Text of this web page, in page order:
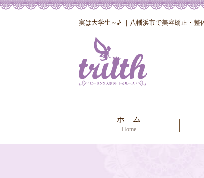
実は大学生～♪ ｜八幡浜市で美容矯正・整
ホーム
Home